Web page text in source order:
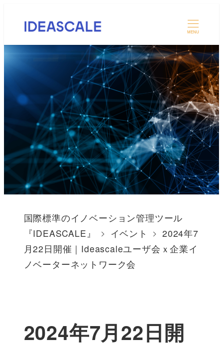
MENU
国際標準のイノベーション管理ツール
『IDEASCALE』
イベント
2024年7
月22日開催｜Ideascaleユーザ会ｘ企業イ
ノベーターネットワーク会
2024年7月22日開